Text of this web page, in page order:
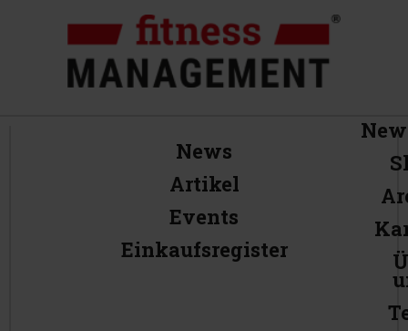
News
Artikel
Events
Einkaufsregister